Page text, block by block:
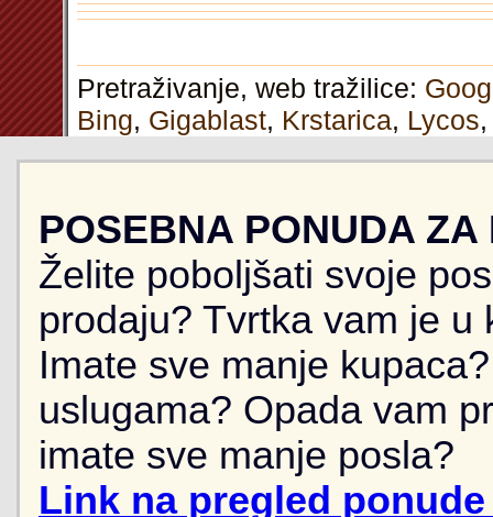
Pretraživanje, web tražilice:
Bing, Gigablast, Krstarica, Lycos
POSEBNA PONUDA ZA
Želite poboljšati svoje
prodaju? Tvrtka vam je
Imate sve manje
uslugama? Opada vam
imate sve manje posla?
Link na pregled